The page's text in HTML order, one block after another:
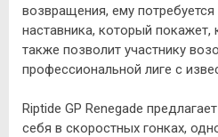
возвращения, ему
наставника, который покажет,
также позволит участнику
профессиональной лиге с
Riptide GP Renegade
себя в скоростных гонках,